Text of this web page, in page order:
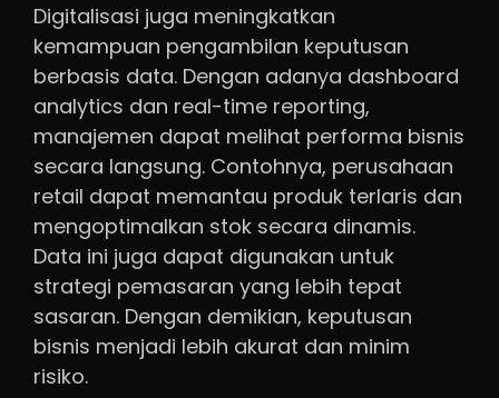
Digitalisasi juga meningkatkan
kemampuan pengambilan keputusan
berbasis data. Dengan adanya dashboard
analytics dan real-time reporting,
manajemen dapat melihat performa bisnis
secara langsung. Contohnya, perusahaan
retail dapat memantau produk terlaris dan
mengoptimalkan stok secara dinamis.
Data ini juga dapat digunakan untuk
strategi pemasaran yang lebih tepat
sasaran. Dengan demikian, keputusan
bisnis menjadi lebih akurat dan minim
risiko.